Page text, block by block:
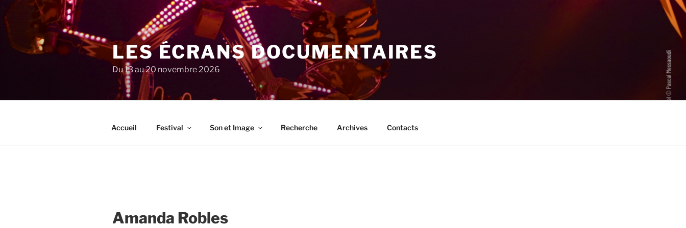
au
contenu
principal
LES ÉCRANS DOCUMENTAIRES
Du 13 au 20 novembre 2026
Accueil Festival Son et Image Recherche Archives Contacts
Amanda Robles